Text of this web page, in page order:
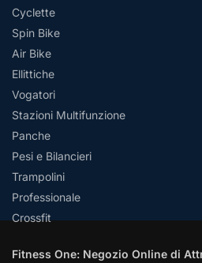
Cyclette
Spin Bike
Air Bike
Ellittiche
Vogatori
Stazioni Multifunzione
Panche
Pesi e Bilancieri
Trampolini
Professionale
Crossfit
Fitness One: Negozio Online di